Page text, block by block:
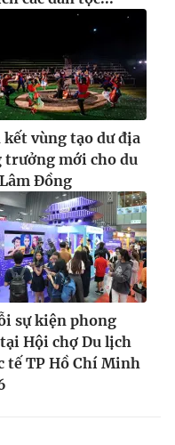
kết vùng tạo dư địa
trưởng mới cho du
Đồng
sự kiện phong
Hội chợ Du lịch
tế TP Hồ Chí Minh